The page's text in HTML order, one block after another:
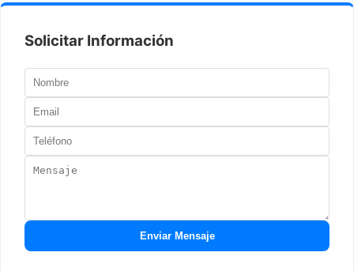
Solicitar Información
Enviar Mensaje